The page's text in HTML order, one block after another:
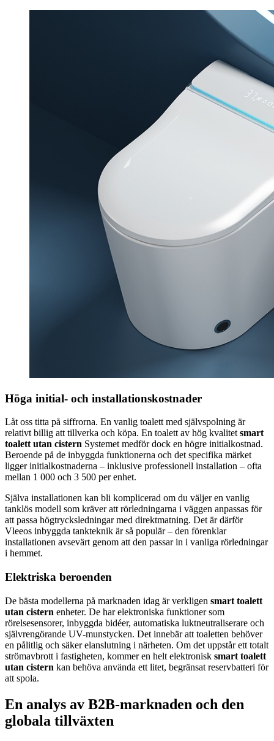
Höga initial- och installationskostnader
Låt oss titta på siffrorna. En vanlig toalett med självspolning är
relativt billig att tillverka och köpa. En toalett av hög kvalitet smart
toalett utan cistern Systemet medför dock en högre initialkostnad.
Beroende på de inbyggda funktionerna och det specifika märket
ligger initialkostnaderna – inklusive professionell installation – ofta
mellan 1 000 och 3 500 per enhet.
Själva installationen kan bli komplicerad om du väljer en vanlig
tanklös modell som kräver att rörledningarna i väggen anpassas för
att passa högtrycksledningar med direktmatning. Det är därför
Vleeos inbyggda tankteknik är så populär – den förenklar
installationen avsevärt genom att den passar in i vanliga rörledningar
i hemmet.
Elektriska beroenden
De bästa modellerna på marknaden idag är verkligen smart toalett
utan cistern enheter. De har elektroniska funktioner som
rörelsesensorer, inbyggda bidéer, automatiska luktneutraliserare och
självrengörande UV-munstycken. Det innebär att toaletten behöver
en pålitlig och säker elanslutning i närheten. Om det uppstår ett totalt
strömavbrott i fastigheten, kommer en helt elektronisk smart toalett
utan cistern kan behöva använda ett litet, begränsat reservbatteri för
att spola.
En analys av B2B-marknaden och den
globala tillväxten